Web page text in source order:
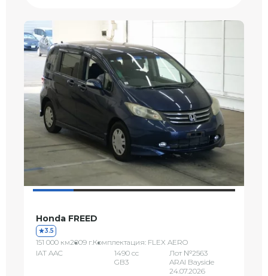
Honda FREED
3.5
151 000 км2009 г.Комплектация: FLEX AERO
IAT AAC
1490 сс
GB3
Лот №2563
ARAI Bayside
24.07.2026